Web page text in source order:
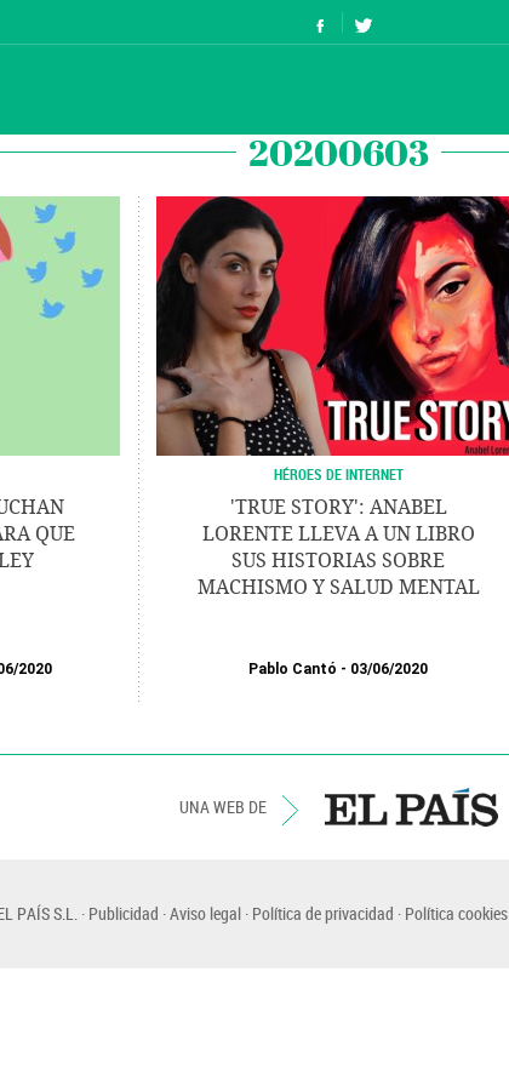
20200603
QUE
2020
HÉROES DE INTERNET
'TRUE STORY': ANABEL
LORENTE LLEVA A UN LIBRO
SUS HISTORIAS SOBRE
MACHISMO Y SALUD MENTAL
Pablo Cantó 03/06/2020
UNA WEB DE
PAÍS S.L. Publicidad Aviso legal Política de privacidad Política cookies